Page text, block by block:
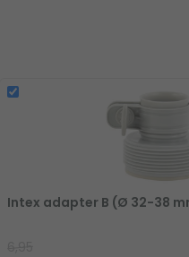
Intex adapter B (Ø 32-38